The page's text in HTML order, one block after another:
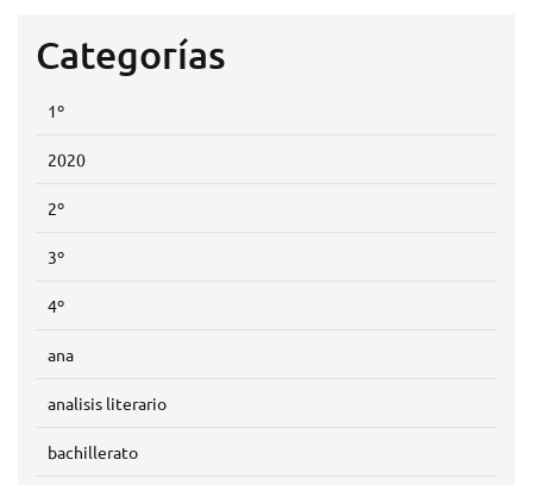
Categorías
1º
2020
2º
3º
4º
ana
analisis literario
bachillerato